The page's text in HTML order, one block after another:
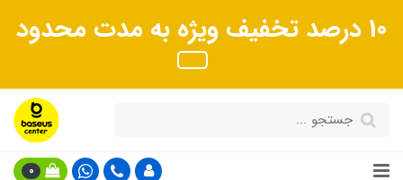
10 درصد تخفیف ویژه به مدت محدود
0